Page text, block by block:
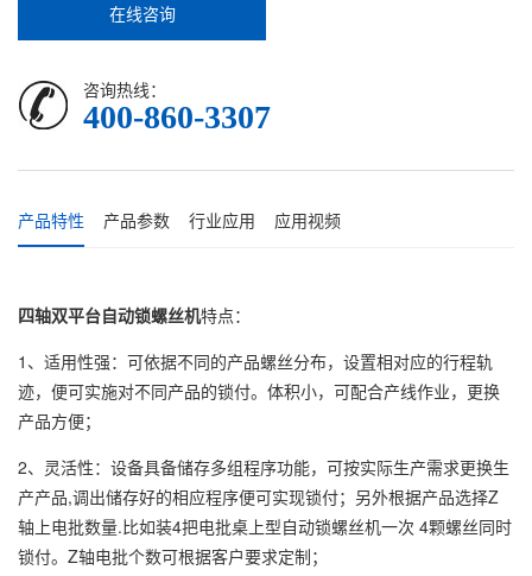
在线咨询
咨询热线：
400-860-3307
产品特性 产品参数 行业应用 应用视频
四轴双平台自动锁螺丝机特点：
1、适用性强：可依据不同的产品螺丝分布，设置相对应的行程轨
迹，便可实施对不同产品的锁付。体积小，可配合产线作业，更换
产品方便；
2、灵活性：设备具备储存多组程序功能，可按实际生产需求更换生
产产品,调出储存好的相应程序便可实现锁付；另外根据产品选择Z
轴上电批数量.比如装4把电批桌上型自动锁螺丝机一次 4颗螺丝同时
锁付。Z轴电批个数可根据客户要求定制；